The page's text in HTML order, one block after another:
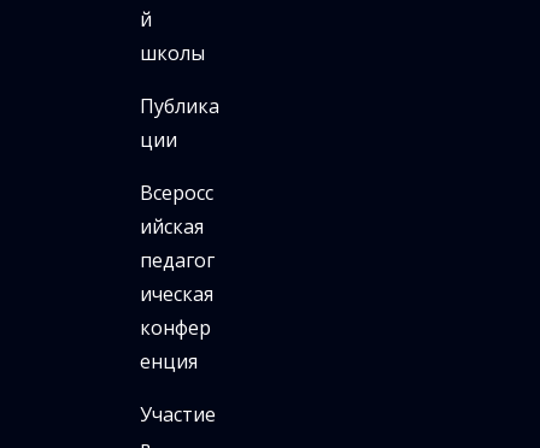
й
школы
Публика
ции
Всеросс
ийская
педагог
ическая
конфер
енция
Участие